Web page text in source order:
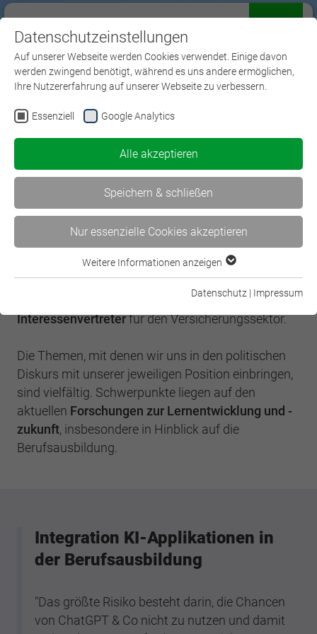
Interessenvertreterfür den Versicherungssektor.
Die Themen, mit denen wir uns in den politischen
Diskurs mit unserer jeweiligen Position einbringen,
sind vielfältig. Schwerpunkte liegen auf den
aktuellen Forschungen zur Lernentwicklung und -
zukunft, insbesondere in Hinblick auf die
Berufsausbildung.
Integration KI-Applikationen in
der Berufsausbildung
"Das größte Risiko besteht darin, die Chancen
von ChatGPT & Co nicht zu nutzen und damit
Datenschutzeinstellungen
Auf unserer Webseite werden Cookies verwendet. Einige davon
werden zwingend benötigt, während es uns andere ermöglichen,
Ihre Nutzererfahrung auf unserer Webseite zu verbessern.
Essenziell Google Analytics
Alle akzeptieren
Speichern & schließen
Nur essenzielle Cookies akzeptieren
Essenzielle Cookies werden für grundlegende Funktionen der
Webseite einwandfrei funktioniert.
Name cookie_optin
Anbieter BWV Osnabrück
Laufzeit 1 Jahr
Dieses Cookie wird verwendet, um Ihre
Anbieter BWV Osnabrück
Dieser Wert speichert Ihre Consent-
Cookie-Informationen anzeigen
Google Analytics
Anbieter Google Analytics
Zweck
wird, um statistische Daten dazu, wie der
Besucher die Website nutzt, zu generieren.
Name _ga_#
Anbieter Google Analytics
Cookie-Informationen anzeigen
Weitere Informationen anzeigen
Datenschutz | Impressum